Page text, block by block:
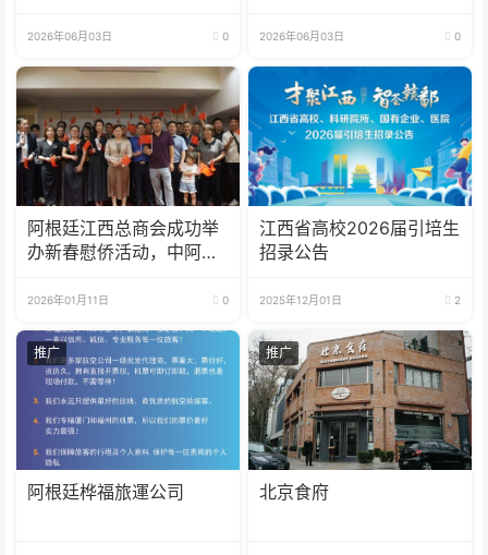
2026年06月03日 0
圆满落幕
2026年06月03日 0
阿根廷江西总商会成功举
办新春慰侨活动，中阿合
2026年01月11日 0
江西省高校2026届引培生
招录公告
2025年12月01日 2
推广
阿根廷桦福旅運公司
推广
北京食府